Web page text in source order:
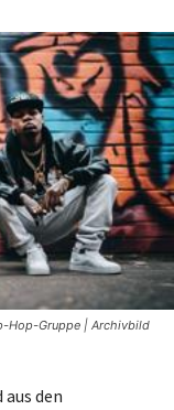
Hop-Gruppe | Archivbild
aus den